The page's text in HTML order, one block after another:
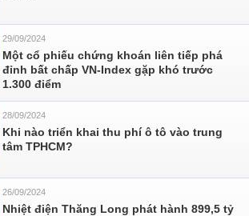
29/09/2024
Một cổ phiếu chứng khoán liên tiếp phá
đỉnh bất chấp VN-Index gặp khó trước
1.300 điểm
28/09/2024
Khi nào triển khai thu phí ô tô vào trung
tâm TPHCM?
26/09/2024
Nhiệt điện Thăng Long phát hành 899,5 tỷ